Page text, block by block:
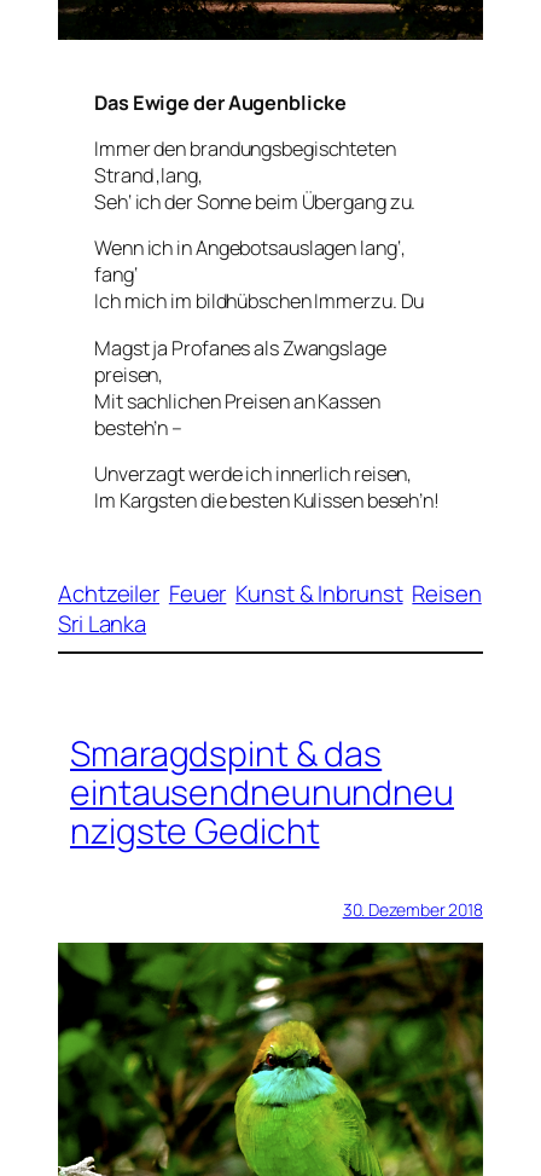
Das Ewige der Augenblicke
Immer den brandungsbegischteten
Strand ‚lang,
Seh‘ ich der Sonne beim Übergang zu.
Wenn ich in Angebotsauslagen lang‘,
fang‘
Ich mich im bildhübschen Immerzu. Du
Magst ja Profanes als Zwangslage
preisen,
Mit sachlichen Preisen an Kassen
besteh’n –
Unverzagt werde ich innerlich reisen,
Im Kargsten die besten Kulissen beseh’n!
Achtzeiler Feuer Kunst & Inbrunst Reisen
Sri Lanka
Smaragdspint & das
eintausendneunundneu
nzigste Gedicht
30. Dezember 2018